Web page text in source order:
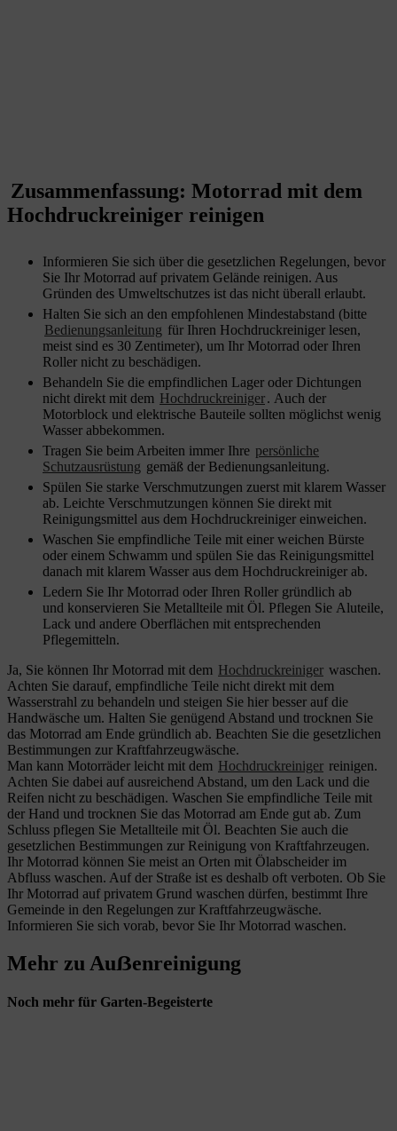
Zusammenfassung: Motorrad mit dem
Hochdruckreiniger reinigen
Informieren Sie sich über die gesetzlichen Regelungen, bevor
Sie Ihr Motorrad auf privatem Gelände reinigen. Aus
Gründen des Umweltschutzes ist das nicht überall erlaubt.
Halten Sie sich an den empfohlenen Mindestabstand (bitte
Bedienungsanleitung für Ihren Hochdruckreiniger lesen,
meist sind es 30 Zentimeter), um Ihr Motorrad oder Ihren
Roller nicht zu beschädigen.
Behandeln Sie die empfindlichen Lager oder Dichtungen
nicht direkt mit dem Hochdruckreiniger. Auch der
Motorblock und elektrische Bauteile sollten möglichst wenig
Wasser abbekommen.
Tragen Sie beim Arbeiten immer Ihre persönliche
Schutzausrüstung gemäß der Bedienungsanleitung.
Spülen Sie starke Verschmutzungen zuerst mit klarem Wasser
ab. Leichte Verschmutzungen können Sie direkt mit
Reinigungsmittel aus dem Hochdruckreiniger einweichen.
Waschen Sie empfindliche Teile mit einer weichen Bürste
oder einem Schwamm und spülen Sie das Reinigungsmittel
danach mit klarem Wasser aus dem Hochdruckreiniger ab.
Ledern Sie Ihr Motorrad oder Ihren Roller gründlich ab
und konservieren Sie Metallteile mit Öl. Pflegen Sie Aluteile,
Lack und andere Oberflächen mit entsprechenden
Pflegemitteln.
Ja, Sie können Ihr Motorrad mit dem Hochdruckreiniger waschen.
Achten Sie darauf, empfindliche Teile nicht direkt mit dem
Wasserstrahl zu behandeln und steigen Sie hier besser auf die
Handwäsche um. Halten Sie genügend Abstand und trocknen Sie
das Motorrad am Ende gründlich ab. Beachten Sie die gesetzlichen
Bestimmungen zur Kraftfahrzeugwäsche.
Man kann Motorräder leicht mit dem Hochdruckreiniger reinigen.
Achten Sie dabei auf ausreichend Abstand, um den Lack und die
Reifen nicht zu beschädigen. Waschen Sie empfindliche Teile mit
der Hand und trocknen Sie das Motorrad am Ende gut ab. Zum
Schluss pflegen Sie Metallteile mit Öl. Beachten Sie auch die
gesetzlichen Bestimmungen zur Reinigung von Kraftfahrzeugen.
Ihr Motorrad können Sie meist an Orten mit Ölabscheider im
Abfluss waschen. Auf der Straße ist es deshalb oft verboten. Ob Sie
Ihr Motorrad auf privatem Grund waschen dürfen, bestimmt Ihre
Gemeinde in den Regelungen zur Kraftfahrzeugwäsche.
Informieren Sie sich vorab, bevor Sie Ihr Motorrad waschen.
Mehr zu Auẞenreinigung
Noch mehr für Garten-Begeisterte